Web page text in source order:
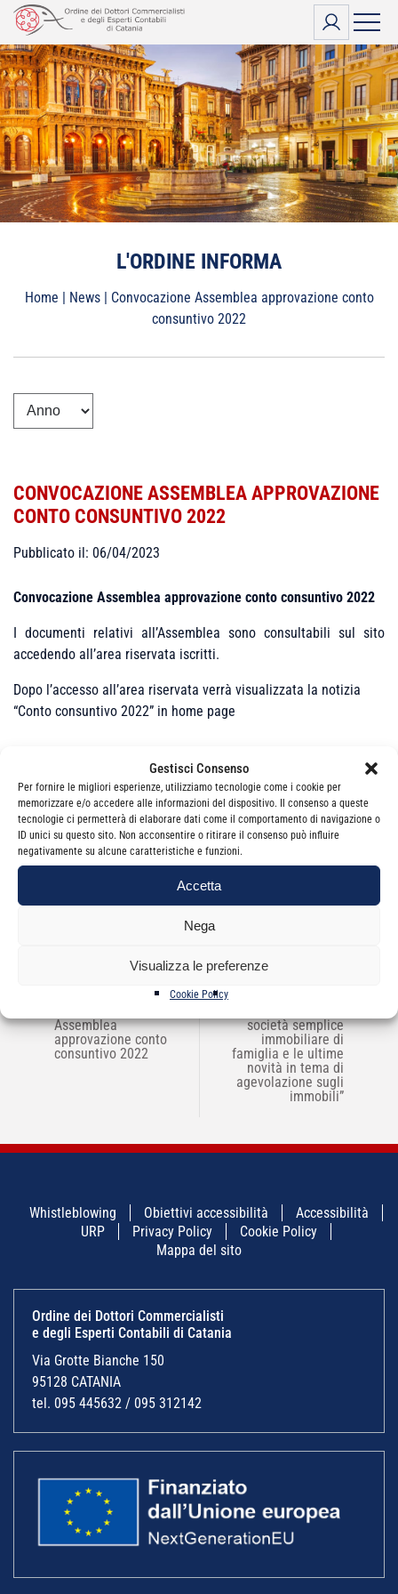
Gestisci Consenso
Per fornire le migliori esperienze, utilizziamo tecnologie come i cookie per
memorizzare e/o accedere alle informazioni del dispositivo. Il consenso a queste
tecnologie ci permetterà di elaborare dati come il comportamento di navigazione o
ID unici su questo sito. Non acconsentire o ritirare il consenso può influire
negativamente su alcune caratteristiche e funzioni.
Accetta
Nega
Visualizza le preferenze
Cookie Policy
Vai
contenuto
L'ORDINE INFORMA
Home | News| Convocazione Assemblea approvazione conto
consuntivo 2022
CONVOCAZIONE ASSEMBLEA APPROVAZIONE
CONTO CONSUNTIVO 2022
Pubblicato il: 06/04/2023
Convocazione Assemblea approvazione conto consuntivo 2022
I documenti relativi all’Assemblea sono consultabili sul sito
accedendo all’area riservata iscritti.
Dopo l’accesso all’area riservata verrà visualizzata la notizia
“Conto consuntivo 2022” in home page
CategorieNews
ARTICOLIAssemblea
approvazione conto
consuntivo 2022
società semplice
immobiliare di
famiglia e le ultime
novità in tema di
agevolazione sugli
immobili”
Whistleblowing Obiettivi accessibilità
Accessibilità
URP
Privacy Policy
Cookie Policy
Mappa del sito
Ordine dei Dottori Commercialisti
e degli Esperti Contabili di Catania
Via Grotte Bianche 150
95128 CATANIA
tel. 095 445632 / 095 312142